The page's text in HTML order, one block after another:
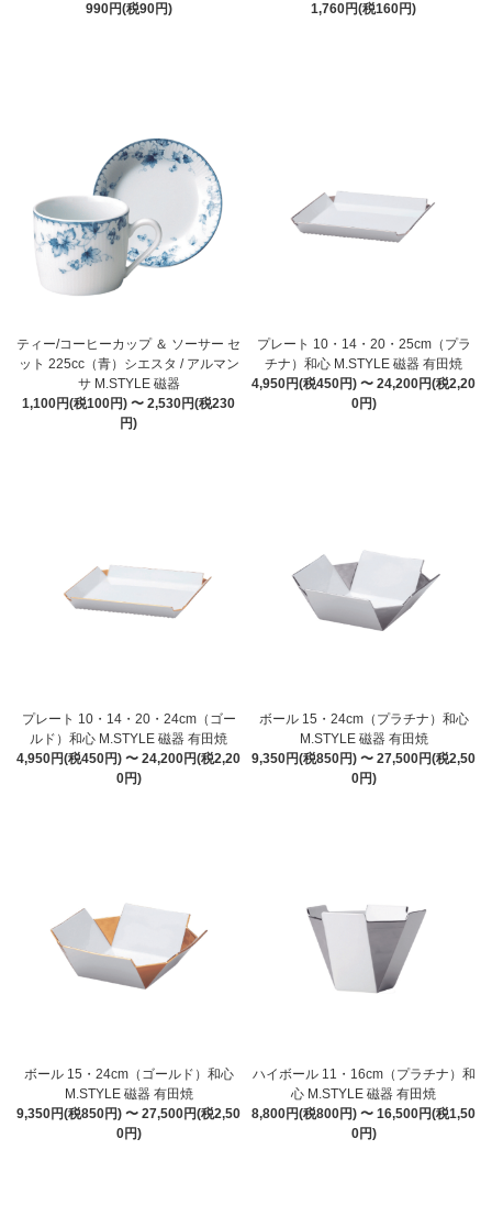
990円(税90円)
1,760円(税160円)
ティー/コーヒーカップ ＆ ソーサー セ
ット 225cc（青）シエスタ / アルマン
サ M.STYLE 磁器
1,100円(税100円) 〜 2,530円(税230
円)
プレート 10・14・20・25cm（プラ
チナ）和心 M.STYLE 磁器 有田焼
4,950円(税450円) 〜 24,200円(税2,20
0円)
プレート 10・14・20・24cm（ゴー
ルド）和心 M.STYLE 磁器 有田焼
4,950円(税450円) 〜 24,200円(税2,20
0円)
ボール 15・24cm（プラチナ）和心
M.STYLE 磁器 有田焼
9,350円(税850円) 〜 27,500円(税2,50
0円)
ボール 15・24cm（ゴールド）和心
M.STYLE 磁器 有田焼
9,350円(税850円) 〜 27,500円(税2,50
0円)
ハイボール 11・16cm（プラチナ）和
心 M.STYLE 磁器 有田焼
8,800円(税800円) 〜 16,500円(税1,50
0円)